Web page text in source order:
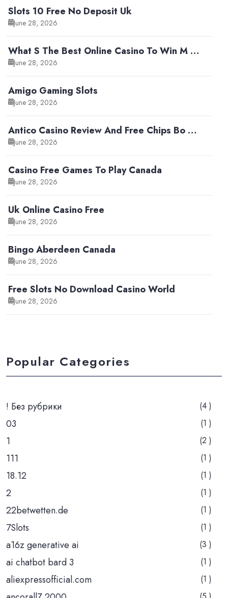
Slots 10 Free No Deposit Uk
June 28, 2026
What S The Best Online Casino To Win M …
June 28, 2026
Amigo Gaming Slots
June 28, 2026
Antico Casino Review And Free Chips Bo …
June 28, 2026
Casino Free Games To Play Canada
June 28, 2026
Uk Online Casino Free
June 28, 2026
Bingo Aberdeen Canada
June 28, 2026
Free Slots No Download Casino World
June 28, 2026
Popular Categories
! Без рубрики (4 )
03 (1 )
1 (2 )
111 (1 )
18.12 (1 )
2 (1 )
22betwetten.de (1 )
7Slots (1 )
a16z generative ai (3 )
ai chatbot bard 3 (1 )
aliexpressofficial.com (1 )